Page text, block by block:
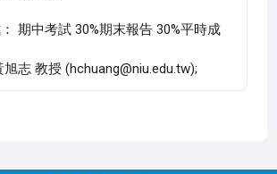
期中考試 30%期末報告 30%平時成
志 教授 (hchuang@niu.edu.tw);